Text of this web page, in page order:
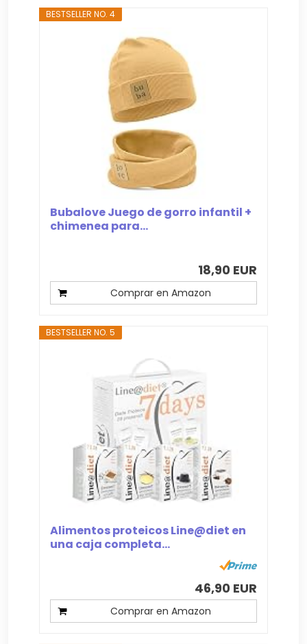
BESTSELLER NO. 4
Bubalove Juego de gorro infantil +
chimenea para...
18,90 EUR
Comprar en Amazon
BESTSELLER NO. 5
Alimentos proteicos Line@diet en
una caja completa...
46,90 EUR
Comprar en Amazon